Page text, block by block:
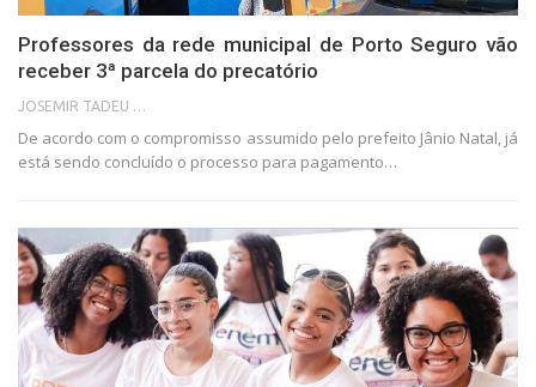
Professores da rede municipal de Porto Seguro vão
receber 3ª parcela do precatório
JOSEMIR TADEU FONSECA
De acordo com o compromisso assumido pelo prefeito Jânio Natal, já
está sendo concluído o processo para pagamento…